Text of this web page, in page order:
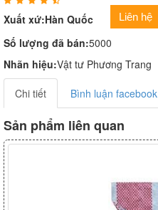
Xuất xứ:Hàn Quốc Liên hệ
Số lượng đã bán:5000
Nhãn hiệu:Vật tư Phương Trang
Chi tiết Bình luận facebook
Sản phẩm liên quan